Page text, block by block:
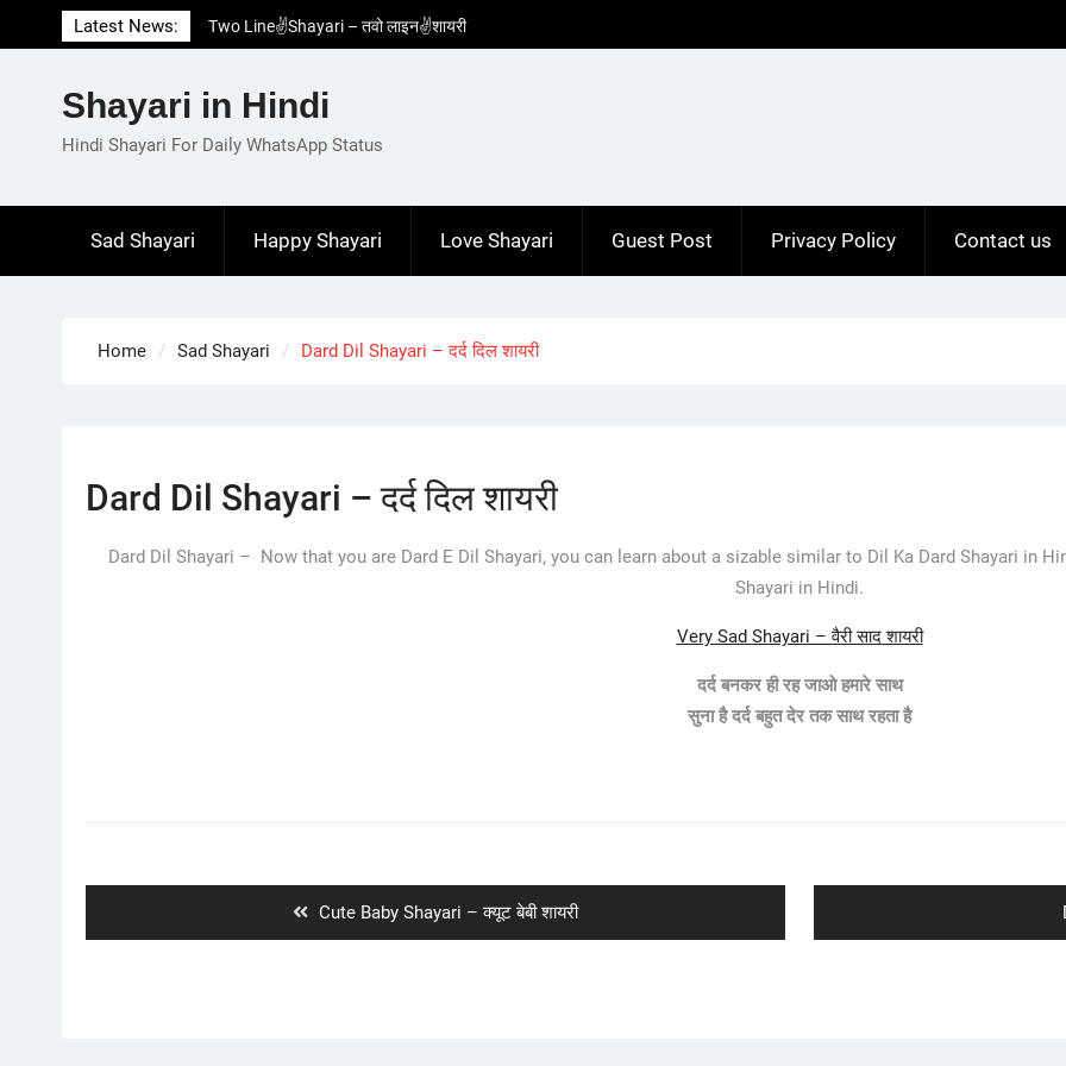
to
Latest News:
Two Line✌️Shayari – तवो लाइन✌️शायरी
Love😓Lines In Hindi – लव😓लाइन्स इन हिंदी
Love🥳Poetry In Hindi – लव🥳पोएट्री इन हिंदी
1 Line☝️Shayari In Hindi – १ लाइन☝️शायरी इन
Shayari in Hindi
Hindi Shayari For Daily WhatsApp Status
Sad Shayari Happy Shayari Love Shayari Guest Post Privacy Policy Contact us
Home Sad Shayari Dard Dil Shayari – दर्द दिल शायरी
Dard Dil Shayari – दर्द दिल शायरी
Dard Dil Shayari – Now that you are Dard E Dil Shayari, you can learn about a sizable similar to Dil Ka Dard Shayari in
Shayari in Hindi.
Very Sad Shayari – वैरी साद शायरी
दर्द बनकर ही रह जाओ हमारे साथ
सुना है दर्द बहुत देर तक साथ रहता है
Previous
post:
Cute Baby Shayari – क्यूट बेबी शायरी